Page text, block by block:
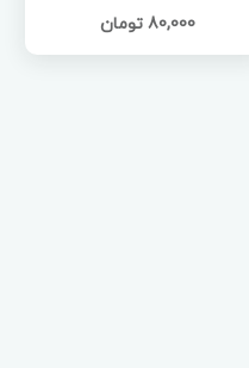
پیامبر(ص))
80,000 تومان